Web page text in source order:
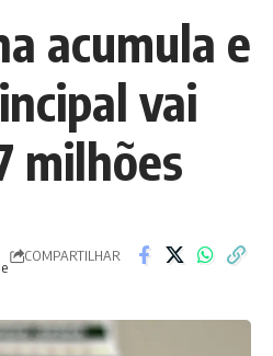
acumula e
vai
milhões
COMPARTILHAR